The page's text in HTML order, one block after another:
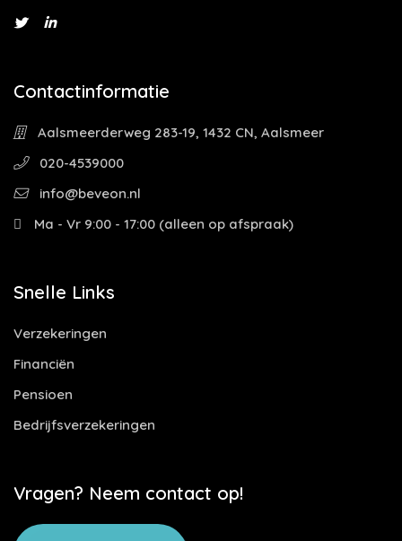
Contactinformatie
Aalsmeerderweg 283-19, 1432 CN, Aalsmeer
020-4539000
info@beveon.nl
Ma - Vr 9:00 - 17:00 (alleen op afspraak)
Snelle Links
Verzekeringen
Financiën
Pensioen
Bedrijfsverzekeringen
Vragen? Neem contact op!